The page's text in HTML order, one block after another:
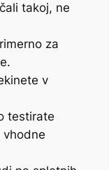
takoj, ne
za
v
testirate
vhodne